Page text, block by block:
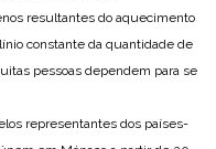
resultantes do aquecimento
constante da quantidade de
pessoas dependem para se
representantes dos países-